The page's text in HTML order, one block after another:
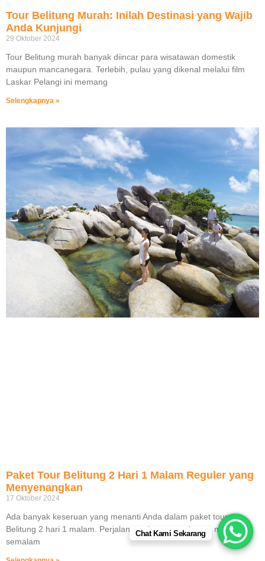
Tour Belitung Murah: Inilah Destinasi yang Wajib
Anda Kunjungi
29 Oktober 2024
Tour Belitung murah banyak diincar para wisatawan domestik
maupun mancanegara. Terlebih, pulau yang dikenal melalui film
Laskar Pelangi ini memang
Selengkapnya »
Paket Tour Belitung 2 Hari 1 Malam Reguler yang
Menyenangkan
17 Oktober 2024
Ada banyak keseruan yang menanti Anda dalam paket tour
Belitung 2 hari 1 malam. Perjalanan wisata yang hanya menginap
semalam
Chat Kami Sekarang